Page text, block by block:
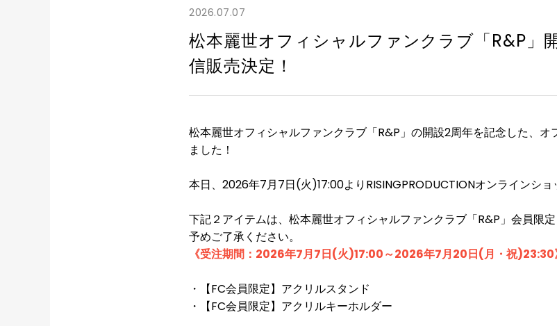
2026.07.07
松本麗世オフィシャルファンクラブ「R&P」
信販売決定！
松本麗世オフィシャルファンクラブ「R&P」の開設2周年を記念した、
ました！
本日、2026年7月7日(火)17:00よりRISINGPRODUCTIONオンラインショ
下記２アイテムは、松本麗世オフィシャルファンクラブ「R&P」会員限
予めご了承ください。
《受注期間：2026年7月7日(火)17:00～2026年7月20日(月・祝)23:30
・【FC会員限定】アクリルスタンド
・【FC会員限定】アクリルキーホルダー